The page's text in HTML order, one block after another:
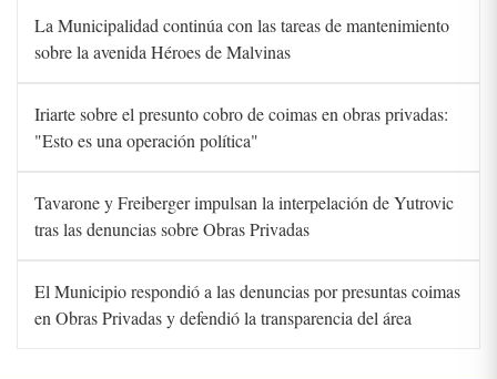
La Municipalidad continúa con las tareas de mantenimiento
sobre la avenida Héroes de Malvinas
Iriarte sobre el presunto cobro de coimas en obras privadas:
"Esto es una operación política"
Tavarone y Freiberger impulsan la interpelación de Yutrovic
tras las denuncias sobre Obras Privadas
El Municipio respondió a las denuncias por presuntas coimas
en Obras Privadas y defendió la transparencia del área